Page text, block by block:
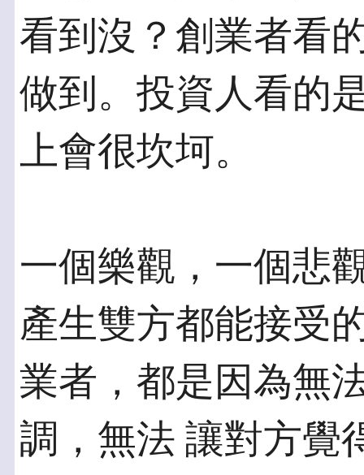
看到沒？創業者看
做到。投資人看的
上會很坎坷。
一個樂觀，一個悲
產生雙方都能接受
業者，都是因為無
調，無法 讓對方覺